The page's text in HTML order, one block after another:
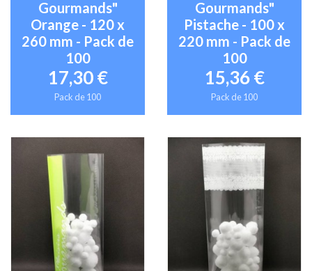
Gourmands"
Orange - 120 x
260 mm - Pack de
100
17,30 €
Pack de 100
Gourmands"
Pistache - 100 x
220 mm - Pack de
100
15,36 €
Pack de 100